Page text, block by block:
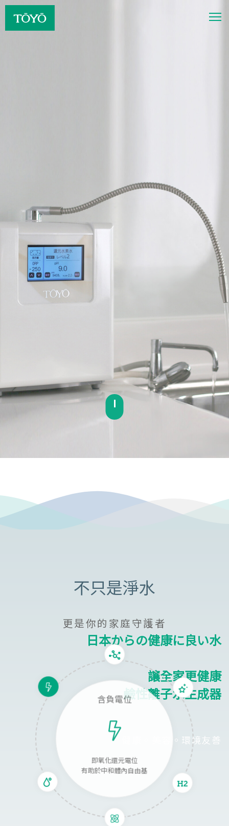
日本からの健康に良い水
讓全家更健康
鹼性離子水生成器
健康。美容。環境友善
更是你的家庭守護者
含負電位
即氧化還元電位
有助於中和體內自由基